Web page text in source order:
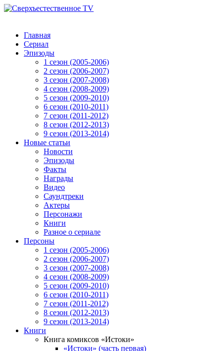
Главная
Сериал
Эпизоды
1 сезон (2005-2006)
2 сезон (2006-2007)
3 сезон (2007-2008)
4 сезон (2008-2009)
5 сезон (2009-2010)
6 сезон (2010-2011)
7 сезон (2011-2012)
8 сезон (2012-2013)
9 сезон (2013-2014)
Новые статьи
Новости
Эпизоды
Факты
Награды
Видео
Саундтреки
Актеры
Персонажи
Книги
Разное о сериале
Персоны
1 сезон (2005-2006)
2 сезон (2006-2007)
3 сезон (2007-2008)
4 сезон (2008-2009)
5 сезон (2009-2010)
6 сезон (2010-2011)
7 сезон (2011-2012)
8 сезон (2012-2013)
9 сезон (2013-2014)
Книги
Книга комиксов «Истоки»
«Истоки» (часть первая)